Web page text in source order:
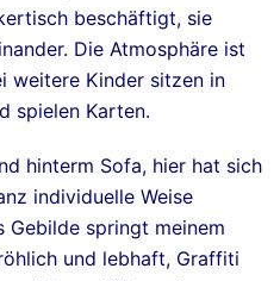
beschäftigt, sie
Die Atmosphäre ist
weitere Kinder sitzen in
spielen Karten.
hinterm Sofa, hier hat sich
individuelle Weise
Gebilde springt meinem
und lebhaft, Graffiti